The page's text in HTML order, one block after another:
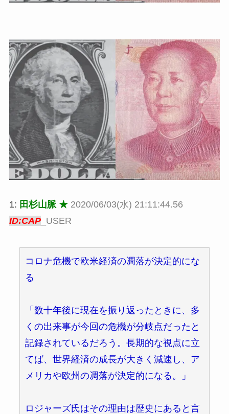
1: 田杉山脈 ★ 2020/06/03(水) 21:11:44.56
ID:CAP_USER
コロナ危機で欧米経済の凋落が決定的にな
る
「数十年後に現在を振り返ったときに、多
くの出来事が今回の危機が分岐点だったと
記録されているだろう。長期的な視点に立
てば、世界経済の成長が大きく減速し、ア
メリカや欧州の凋落が決定的になる。」
ロジャーズ氏はその理由は歴史にあると言